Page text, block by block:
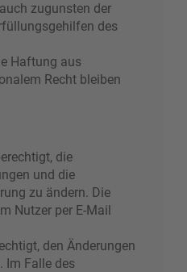
zugunsten der
des
Haftung aus
Recht bleiben
die
und die
zu ändern. Die
Nutzer per E-Mail
den Änderungen
Im Falle des